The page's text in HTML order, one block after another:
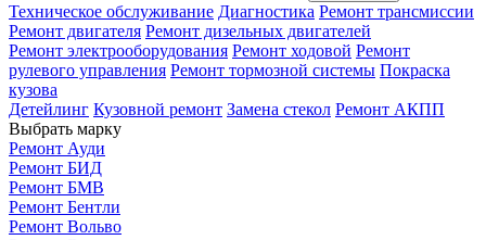
Техническое обслуживание Диагностика Ремонт трансмиссии
Ремонт двигателя Ремонт дизельных двигателей
Ремонт электрооборудования Ремонт ходовой Ремонт
рулевого управления Ремонт тормозной системы Покраска
кузова
Детейлинг Кузовной ремонт Замена стекол Ремонт АКПП
Выбрать марку
Ремонт Ауди
Ремонт БИД
Ремонт БМВ
Ремонт Бентли
Ремонт Вольво